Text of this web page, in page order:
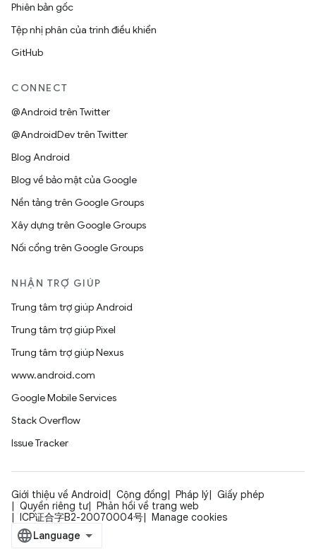
Phiên bản gốc
Tệp nhị phân của trình điều khiển
GitHub
CONNECT
@Android trên Twitter
@AndroidDev trên Twitter
Blog Android
Blog về bảo mật của Google
Nền tảng trên Google Groups
Xây dựng trên Google Groups
Nối cổng trên Google Groups
NHẬN TRỢ GIÚP
Trung tâm trợ giúp Android
Trung tâm trợ giúp Pixel
Trung tâm trợ giúp Nexus
www.android.com
Google Mobile Services
Stack Overflow
Issue Tracker
Giới thiệu về Android Cộng đồng Pháp lý
Giấy phép
Quyền riêng tư
Phản hồi về trang web
ICP证合字B2-20070004号
Manage cookies